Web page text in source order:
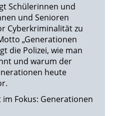
Schülerinnen und
und Senioren
Cyberkriminalität zu
„Generationen
die Polizei, wie man
und warum der
heute
Fokus: Generationen